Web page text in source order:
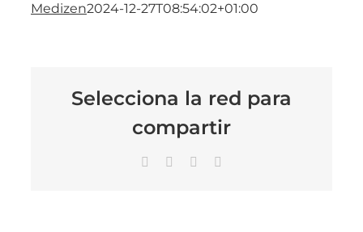
Medizen2024-12-27T08:54:02+01:00
Selecciona la red para
compartir
Facebook LinkedIn